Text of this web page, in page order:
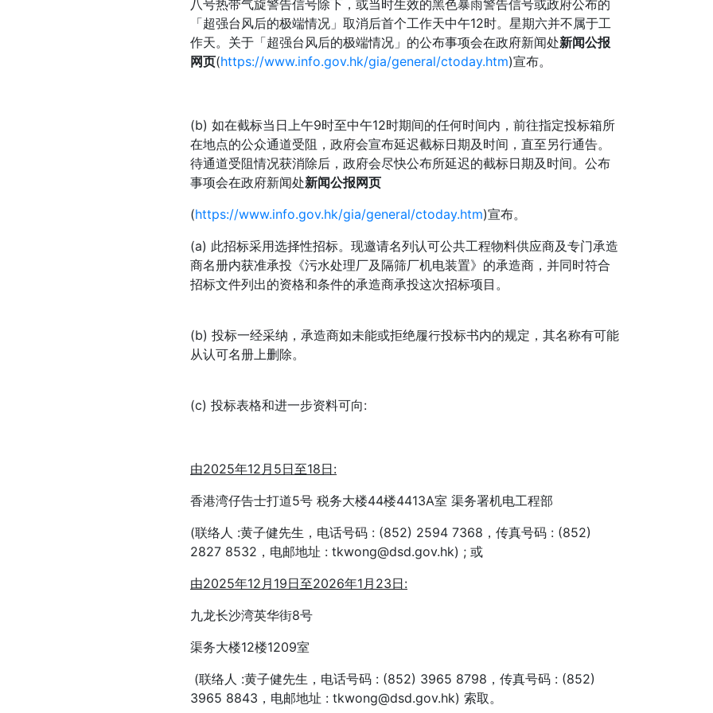
八号热带气旋警告信号除下，或当时生效的黑色暴雨警告信号或政府公布的
「超强台风后的极端情况」取消后首个工作天中午12时。星期六并不属于工
作天。关于「超强台风后的极端情况」的公布事项会在政府新闻处新闻公报
网页(https://www.info.gov.hk/gia/general/ctoday.htm)宣布。
(b) 如在截标当日上午9时至中午12时期间的任何时间内，前往指定投标箱所
在地点的公众通道受阻，政府会宣布延迟截标日期及时间，直至另行通告。
待通道受阻情况获消除后，政府会尽快公布所延迟的截标日期及时间。公布
事项会在政府新闻处新闻公报网页
(https://www.info.gov.hk/gia/general/ctoday.htm)宣布。
(a) 此招标采用选择性招标。现邀请名列认可公共工程物料供应商及专门承造
商名册内获准承投《污水处理厂及隔筛厂机电装置》的承造商，并同时符合
招标文件列出的资格和条件的承造商承投这次招标项目。
(b) 投标一经采纳，承造商如未能或拒绝履行投标书内的规定，其名称有可能
从认可名册上删除。
(c) 投标表格和进一步资料可向:
由2025年12月 5日至18日:
香港湾仔告士打道5号 税务大楼44楼4413A室 渠务署机电工程部
(联络人 :黄子健先生，电话号码 : (852) 2594 7368，传真号码 : (852)
2827 8532，电邮地址 : tkwong@dsd.gov.hk) ; 或
由2025年12月 19日至2026年1月 23日:
九龙长沙湾英华街8号
渠务大楼12楼1209室
(联络人 :黄子健先生，电话号码 : (852) 3965 8798，传真号码 : (852)
3965 8843，电邮地址 : tkwong@dsd.gov.hk) 索取。